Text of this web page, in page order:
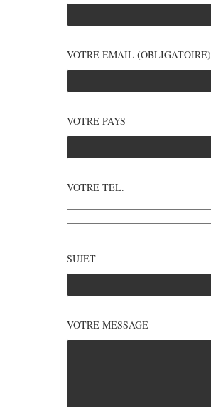
VOTRE EMAIL (OBLIGATOIRE)
VOTRE PAYS
VOTRE TEL.
SUJET
VOTRE MESSAGE